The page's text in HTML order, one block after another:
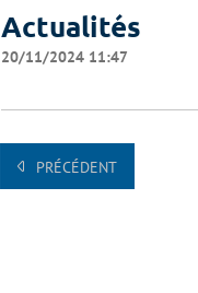
Actualités
20/11/2024 11:47
PRÉCÉDENT